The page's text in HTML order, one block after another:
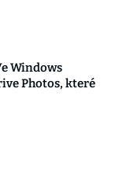
Windows
Photos, které